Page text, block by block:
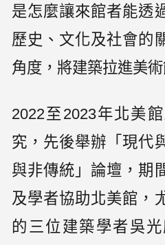
是怎麼讓來館者能透
歷史、文化及社會的
角度，將建築拉進美術
2022至2023年北美
究，先後舉辦「現代
與非傳統」論壇，期
及學者協助北美館，
的三位建築學者吳